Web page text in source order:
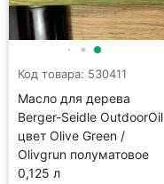
Код товара: 530411
Масло для дерева
Berger-Seidle OutdoorOil
цвет Olive Green /
Olivgrun полуматовое
0,125 л